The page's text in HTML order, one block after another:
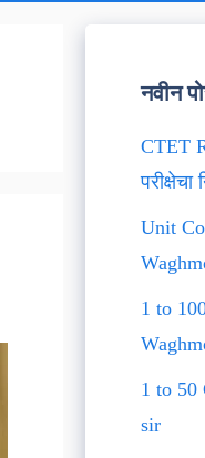
नवीन
CTET
Unit
1 to
1 to 50
sir